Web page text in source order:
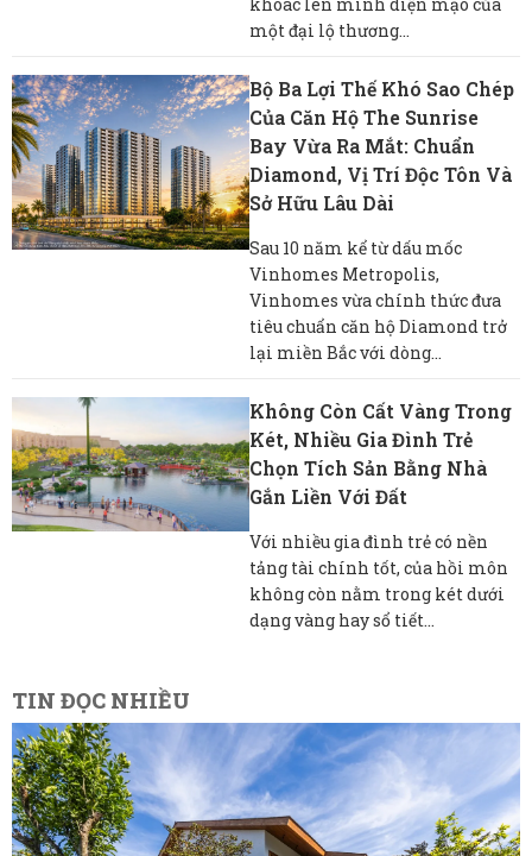
một đại lộ thương...
Bộ Ba Lợi Thế Khó Sao Chép
Của Căn Hộ The Sunrise
Bay Vừa Ra Mắt: Chuẩn
Diamond, Vị Trí Độc Tôn Và
Sở Hữu Lâu Dài
Sau 10 năm kể từ dấu mốc
Vinhomes Metropolis,
Vinhomes vừa chính thức đưa
tiêu chuẩn căn hộ Diamond trở
lại miền Bắc với dòng...
Không Còn Cất Vàng Trong
Két, Nhiều Gia Đình Trẻ
Chọn Tích Sản Bằng Nhà
Gắn Liền Với Đất
Với nhiều gia đình trẻ có nền
tảng tài chính tốt, của hồi môn
không còn nằm trong két dưới
dạng vàng hay sổ tiết...
TIN ĐỌC NHIỀU